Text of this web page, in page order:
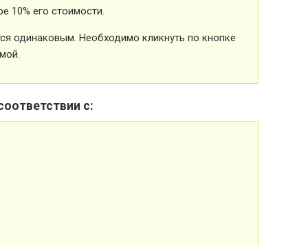
10% его стоимости.
одинаковым. Необходимо кликнуть по кнопке
с: